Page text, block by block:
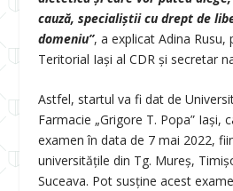
cauză, specialiștii cu drept de
domeniu”, a explicat Adina Rusu,
Teritorial Iași al CDR și secretar
Astfel, startul va fi dat de
Farmacie „Grigore T. Popa” Iași,
examen în data de 7 mai 2022,
universitățile din Tg. Mureș,
Suceava. Pot susține acest